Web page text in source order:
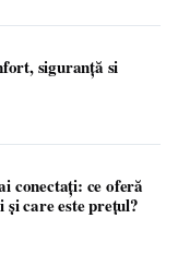
siguranță si
conectați: ce oferă
și care este prețul?